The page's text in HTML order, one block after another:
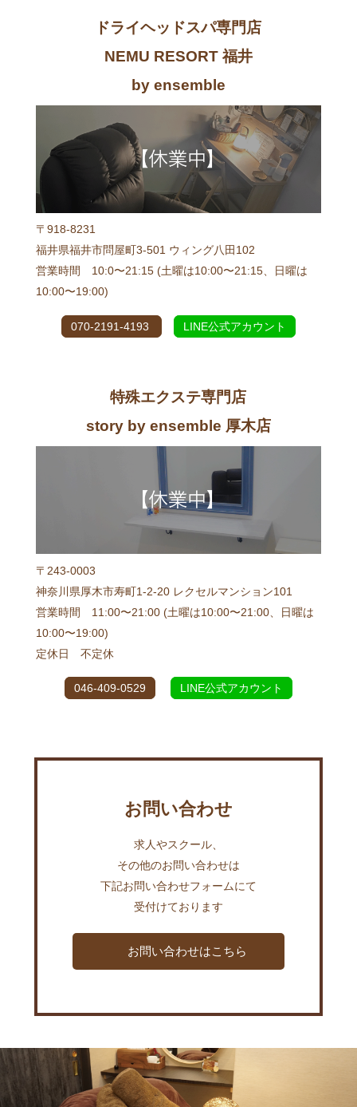
ドライヘッドスパ専門店
NEMU RESORT 福井
by ensemble
〒918-8231
福井県福井市問屋町3-501 ウィング八田102
営業時間 10:0〜21:15 (土曜は10:00〜21:15、日曜は
10:00〜19:00)
070-2191-4193 LINE公式アカウント
特殊エクステ専門店
story by ensemble 厚木店
〒243-0003
神奈川県厚木市寿町1-2-20 レクセルマンション101
営業時間 11:00〜21:00 (土曜は10:00〜21:00、日曜は
10:00〜19:00)
定休日 不定休
046-409-0529 LINE公式アカウント
お問い合わせ
求人やスクール、
その他のお問い合わせは
下記お問い合わせフォームにて
受付けております
お問い合わせはこちら